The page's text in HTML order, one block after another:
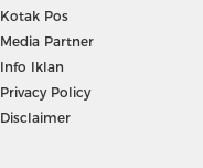
Kotak Pos
Media Partner
Info Iklan
Privacy Policy
Disclaimer